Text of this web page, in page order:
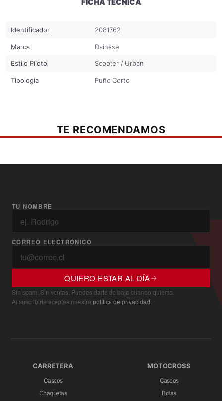
Guantes certificados según la norma CE - Cat. II - EN 13594/2015 nivel 1
Inserciones de poliuretano en los nudillos
Palma reforzada
TEMPERATURA
FICHA TÉCNICA
Identificador 2081762
Marca Dainese
Estilo Piloto Scooter / Urban
Tipología Puño Corto
TE RECOMENDAMOS
TU NOMBRE
CORREO ELECTRÓNICO
QUIERO ESTAR AL DÍA
Sin spam. Sin ventas. Puedes darte de baja cuando quieras.
Al suscribirte aceptas nuestra política de privacidad.
CARRETERA
Cascos
Chaquetas
MOTOCROSS
Cascos
Botas